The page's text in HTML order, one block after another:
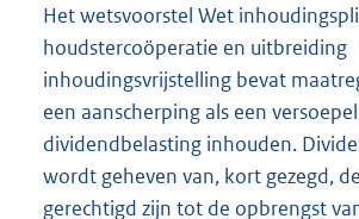
Het wetsvoorstel Wet
houdstercoöperatie en uitbreiding
inhoudingsvrijstelling bevat
een aanscherping als een
dividendbelasting inhouden.
wordt geheven van, kort gezegd,
gerechtigd zijn tot de opbrengst